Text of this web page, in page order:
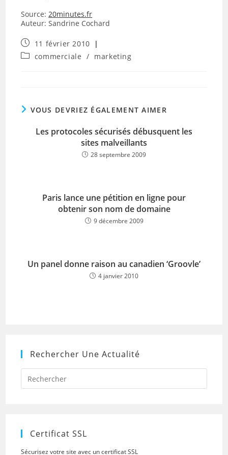
Source:20minutes.fr
Auteur: Sandrine Cochard
Publication
publiée :
11 février 2010
Postcommerciale / marketing
VOUS DEVRIEZ ÉGALEMENT AIMER
Les protocoles sécurisés débusquent les
sites malveillants
28 septembre 2009
Paris lance une pétition en ligne pour
obtenir son nom de domaine
9 décembre 2009
Un panel donne raison au canadien ‘Groovle’
4 janvier 2010
Rechercher Une Actualité
Press
to
Certificat SSL
Sécurisez votre site avec un certificat SSL